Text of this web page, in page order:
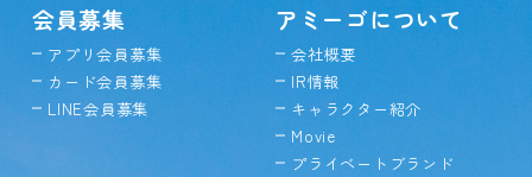
会員募集
アプリ会員募集
カード会員募集
LINE会員募集
アミーゴについて
会社概要
IR情報
キャラクター紹介
Movie
プライベートブランド